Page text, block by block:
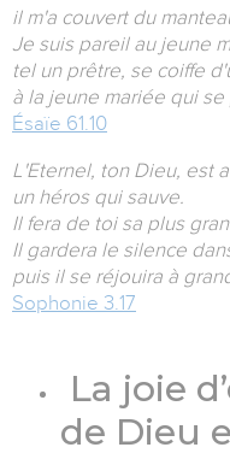
il m'a couvert du
Je suis pareil au jeune
tel un prêtre, se coiffe
à la jeune mariée qui
Ésaïe 61.10
L'Eternel, ton Dieu, est
un héros qui sauve.
Il fera de toi sa plus
Il gardera le silence
puis il se réjouira à
Sophonie 3.17
La joie
de Dieu